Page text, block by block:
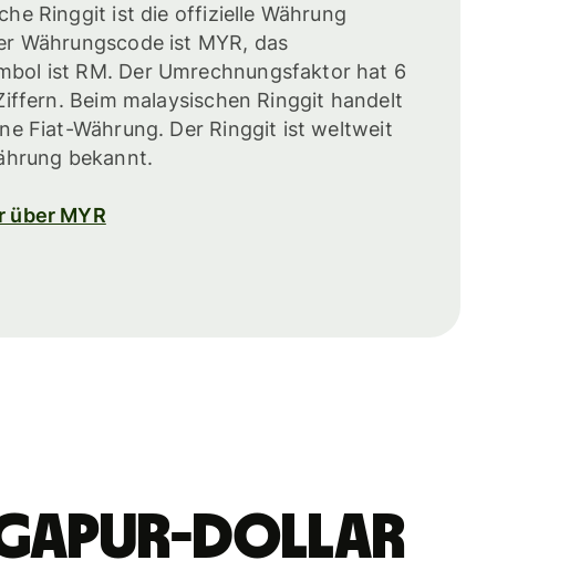
Ringgit ist die offizielle Währung
Währungscode ist MYR, das
ist RM. Der Umrechnungsfaktor hat 6
Beim malaysischen Ringgit handelt
Fiat-Währung. Der Ringgit ist weltweit
bekannt.
über MYR
Dollar